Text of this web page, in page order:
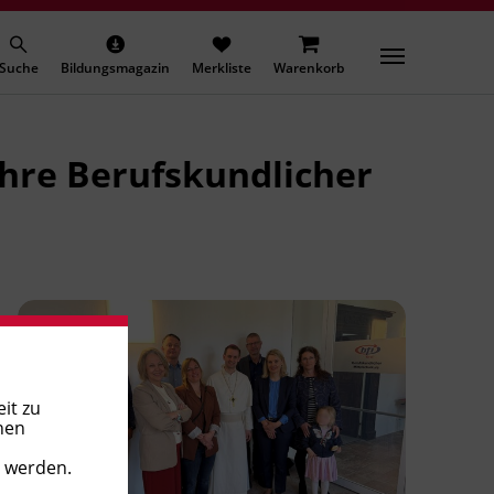
Suche Bildungsmagazin Merkliste Warenkorb
Berufskundlicher
zu